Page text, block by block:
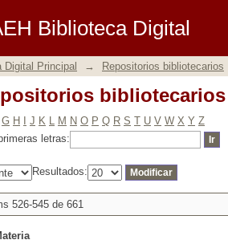
Biblioteca Digital
bibliotecarios
Digital Principal → Repositorios bibliotecarios
G H J K L M N O P Q R S T U V W X Y Z
letras:
Resultados:
526-545 de 661